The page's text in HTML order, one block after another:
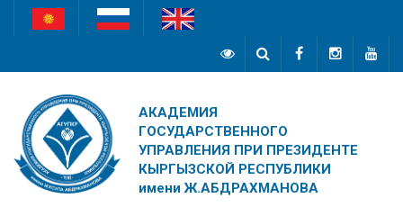
АКАДЕМИЯ
ГОСУДАРСТВЕННОГО
УПРАВЛЕНИЯ ПРИ ПРЕЗИДЕНТЕ
КЫРГЫЗСКОЙ РЕСПУБЛИКИ
имени Ж.АБДРАХМАНОВА